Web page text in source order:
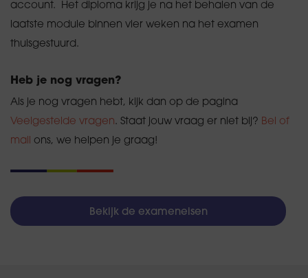
account. Het diploma krijg je na het behalen van de
laatste module binnen vier weken na het examen
thuisgestuurd.
Heb je nog vragen?
Als je nog vragen hebt, kijk dan op de pagina
Veelgestelde vragen. Staat jouw vraag er niet bij? Bel of
mail ons, we helpen je graag!
Bekijk de exameneisen